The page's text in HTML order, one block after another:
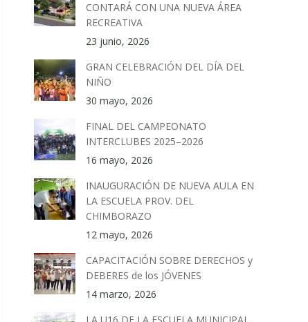
CONTARÁ CON UNA NUEVA ÁREA
RECREATIVA
23 junio, 2026
GRAN CELEBRACIÓN DEL DÍA DEL
NIÑO
30 mayo, 2026
FINAL DEL CAMPEONATO
INTERCLUBES 2025–2026
16 mayo, 2026
INAUGURACIÓN DE NUEVA AULA EN
LA ESCUELA PROV. DEL
CHIMBORAZO
12 mayo, 2026
CAPACITACIÓN SOBRE DERECHOS y
DEBERES de los JÓVENES
14 marzo, 2026